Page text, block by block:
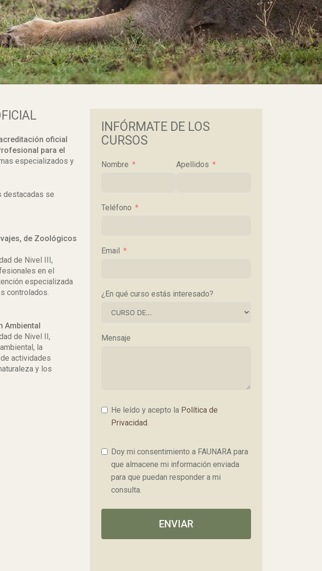
oficial
para el
especializados y
destacadas se
de Zoológicos
de Nivel III,
en el
especializada
controlados.
Ambiental
de Nivel II,
la
actividades
y los
INFÓRMATE DE LOS
CURSOS
Nombre Apellidos
Teléfono
Email
¿En qué curso estás interesado?
Mensaje
He leído y acepto la Política de
Privacidad.
Doy mi consentimiento a FAUNARA para
que almacene mi información enviada
para que puedan responder a mi
consulta.
ENVIAR